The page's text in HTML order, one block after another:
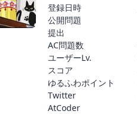
登録日時
公開問題
提出
AC問題数
ユーザーLv.
スコア
ゆるふわポイント
Twitter
AtCoder